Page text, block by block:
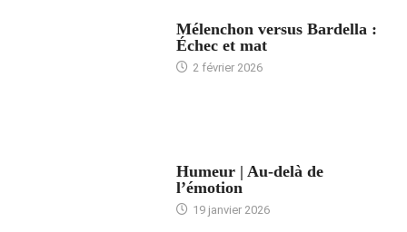
Mélenchon versus Bardella :
Échec et mat
2 février 2026
Humeur | Au-delà de
l’émotion
19 janvier 2026